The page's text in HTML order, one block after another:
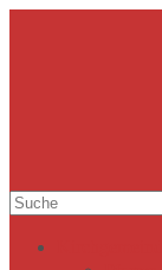
Suche